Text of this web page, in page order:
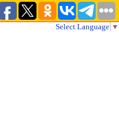
Select Language ▼